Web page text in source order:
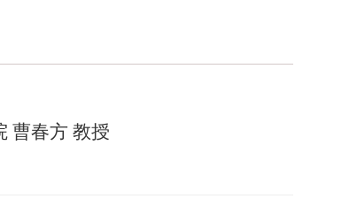
曹春方 教授